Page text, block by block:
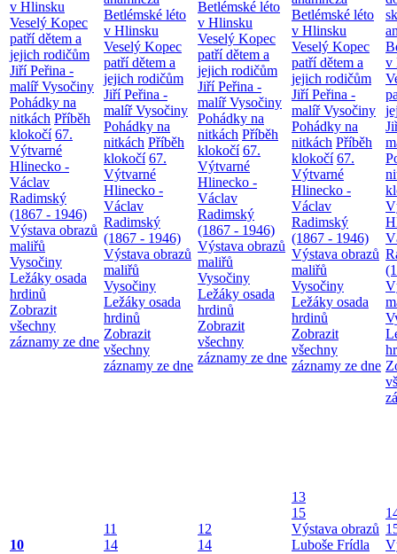
v Hlinsku
Veselý Kopec
patří dětem a
jejich rodičům
Jiří Peřina -
malíř Vysočiny
Pohádky na
nitkách Příběh
klokočí 67.
Výtvarné
Hlinecko -
Václav
Radimský
(1867 - 1946)
Výstava obrazů
maliřů
Vysočiny
Ležáky osada
hrdinů
Zobrazit
všechny
záznamy ze dne
Betlémské léto
v Hlinsku
Veselý Kopec
patří dětem a
jejich rodičům
Jiří Peřina -
malíř Vysočiny
Pohádky na
nitkách Příběh
klokočí 67.
Výtvarné
Hlinecko -
Václav
Radimský
(1867 - 1946)
Výstava obrazů
maliřů
Vysočiny
Ležáky osada
hrdinů
Zobrazit
všechny
záznamy ze dne
Betlémské léto
v Hlinsku
Veselý Kopec
patří dětem a
jejich rodičům
Jiří Peřina -
malíř Vysočiny
Pohádky na
nitkách Příběh
klokočí 67.
Výtvarné
Hlinecko -
Václav
Radimský
(1867 - 1946)
Výstava obrazů
maliřů
Vysočiny
Ležáky osada
hrdinů
Zobrazit
všechny
záznamy ze dne
Betlémské léto
v Hlinsku
Veselý Kopec
patří dětem a
jejich rodičům
Jiří Peřina -
malíř Vysočiny
Pohádky na
nitkách Příběh
klokočí 67.
Výtvarné
Hlinecko -
Václav
Radimský
(1867 - 1946)
Výstava obrazů
maliřů
Vysočiny
Ležáky osada
hrdinů
Zobrazit
všechny
záznamy ze dne
v
10
11
14
12
14
13
15
Výstava obrazů
Luboše Frídla